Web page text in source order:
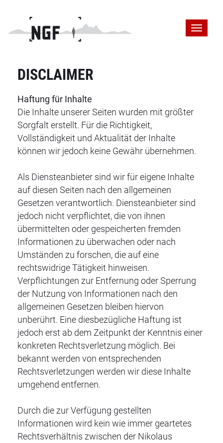
DISCLAIMER
Haftung für Inhalte
Die Inhalte unserer Seiten wurden mit größter
Sorgfalt erstellt. Für die Richtigkeit,
Vollständigkeit und Aktualität der Inhalte
können wir jedoch keine Gewähr übernehmen.
Als Diensteanbieter sind wir für eigene Inhalte
auf diesen Seiten nach den allgemeinen
Gesetzen verantwortlich. Diensteanbieter sind
jedoch nicht verpflichtet, die von ihnen
übermittelten oder gespeicherten fremden
Informationen zu überwachen oder nach
Umständen zu forschen, die auf eine
rechtswidrige Tätigkeit hinweisen.
Verpflichtungen zur Entfernung oder Sperrung
der Nutzung von Informationen nach den
allgemeinen Gesetzen bleiben hiervon
unberührt. Eine diesbezügliche Haftung ist
jedoch erst ab dem Zeitpunkt der Kenntnis einer
konkreten Rechtsverletzung möglich. Bei
bekannt werden von entsprechenden
Rechtsverletzungen werden wir diese Inhalte
umgehend entfernen.
Durch die zur Verfügung gestellten
Informationen wird kein wie immer geartetes
Rechtsverhältnis zwischen der Nikolaus